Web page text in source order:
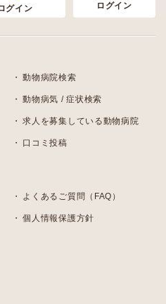
グイン
ログイン
動物病院検索
動物病気 / 症状検索
求人を募集している動物病院
口コミ投稿
よくあるご質問（FAQ）
個人情報保護方針